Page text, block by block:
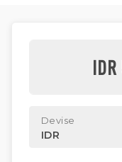
Devise
IDR